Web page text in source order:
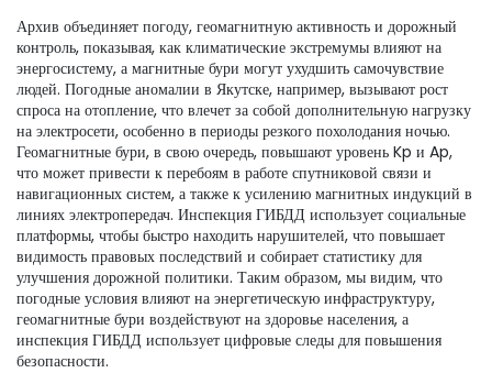
Архив объединяет погоду, геомагнитную активность и дорожный
контроль, показывая, как климатические экстремумы влияют на
энергосистему, а магнитные бури могут ухудшить самочувствие
людей. Погодные аномалии в Якутске, например, вызывают рост
спроса на отопление, что влечет за собой дополнительную нагрузку
на электросети, особенно в периоды резкого похолодания ночью.
Геомагнитные бури, в свою очередь, повышают уровень Kp и Ap,
что может привести к перебоям в работе спутниковой связи и
навигационных систем, а также к усилению магнитных индукций в
линиях электропередач. Инспекция ГИБДД использует социальные
платформы, чтобы быстро находить нарушителей, что повышает
видимость правовых последствий и собирает статистику для
улучшения дорожной политики. Таким образом, мы видим, что
погодные условия влияют на энергетическую инфраструктуру,
геомагнитные бури воздействуют на здоровье населения, а
инспекция ГИБДД использует цифровые следы для повышения
безопасности.